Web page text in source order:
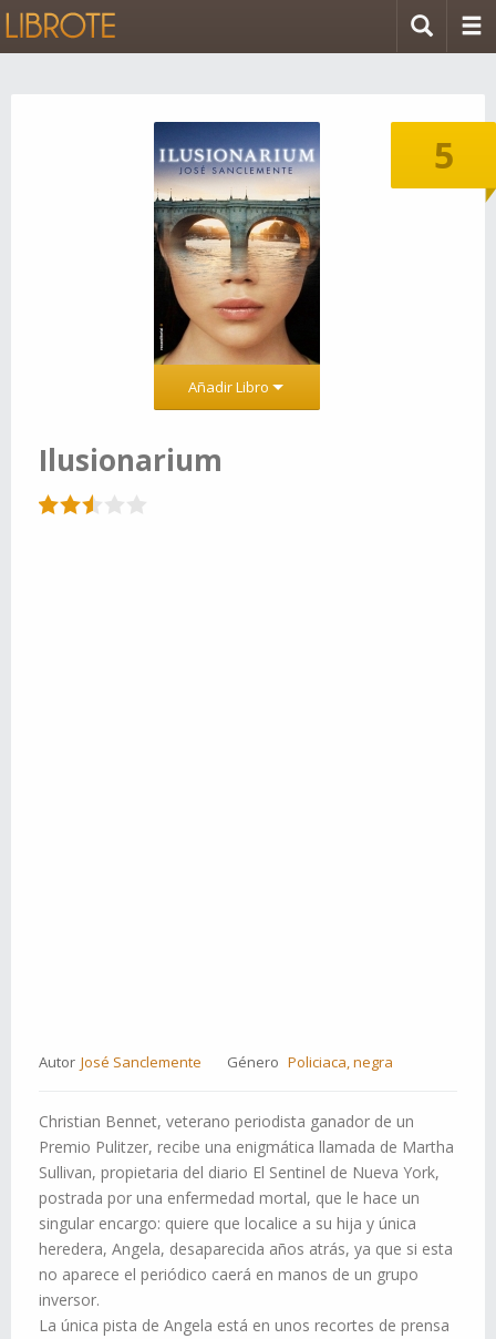
5
Añadir Libro
Ilusionarium
Autor José Sanclemente Género Policiaca, negra
Christian Bennet, veterano periodista ganador de un
Premio Pulitzer, recibe una enigmática llamada de Martha
Sullivan, propietaria del diario El Sentinel de Nueva York,
postrada por una enfermedad mortal, que le hace un
singular encargo: quiere que localice a su hija y única
heredera, Angela, desaparecida años atrás, ya que si esta
no aparece el periódico caerá en manos de un grupo
inversor.
La única pista de Angela está en unos recortes de prensa